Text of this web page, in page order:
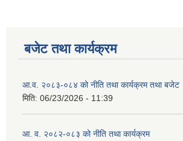
बजेट तथा कार्यक्रम
आ.व. २०८३-०८४ को नीति तथा कार्यक्रम तथा बजेट
मिति: 06/23/2026 - 11:39
आ. व. २०८२-०८३ को नीति तथा कार्यक्रम